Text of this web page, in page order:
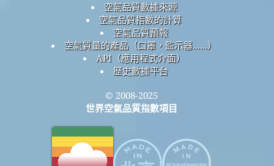
空氣品質數據來源
空氣品質指數的計算
空氣品質預報
空氣質量的產品（口罩，監示器......）
API（應用程式介面）
歷史數據平台
© 2008-2025
世界空氣品質指數項目